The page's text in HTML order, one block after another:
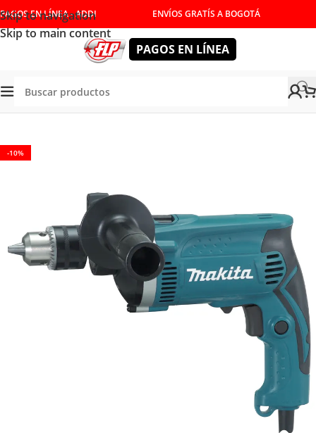
Skip to navigation
Skip to main content
PAGOS EN LÍNEA - ADDI ENVÍOS GRATÍS A BOGOTÁ
PAGOS EN LÍNEA
Tienda/HERRAMIENTAS ELÉCTRICAS
-10%